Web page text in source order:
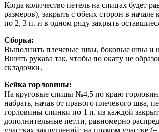
Когда количество петель на спицах будет
размеров), закрыть с обеих сторон в начале
по 2, 3 п. и в одном ряду закрыть
Сборка:
Выполнить плечевые швы, боковые швы и
Вшить рукава так, чтобы по окату не
складочки.
Бейка горловины:
На круговые спицы №4,5 по краю
набрать, начав от правого плечевого шва,
горловины спинки по 1 п. из каждой
дополнительные петли, равномерно